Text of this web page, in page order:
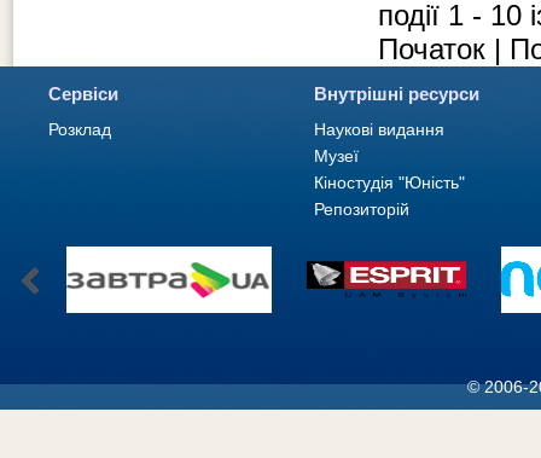
події 1 - 10
Початок |
Сервіси
Розклад
Внутрішні ресурси
Наукові видання
Музеї
Кіностудія "Юність"
Репозиторій
© 2006-